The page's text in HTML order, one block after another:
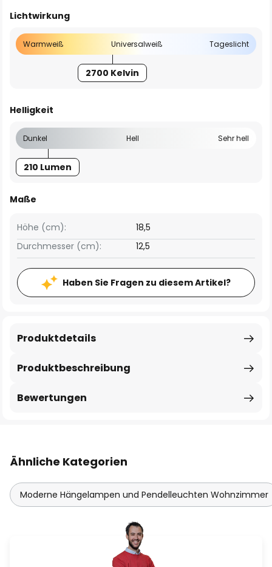
Lichtwirkung
Warmweiß Universalweiß Tageslicht
2700 Kelvin
Helligkeit
Dunkel Hell Sehr hell
210 Lumen
Maße
Höhe (cm):
18,5
Durchmesser (cm):
12,5
Haben Sie Fragen zu diesem Artikel?
Produktbeschreibung
Produktdetails
Bewertungen
Ähnliche Kategorien
Moderne Hängelampen und Pendelleuchten Wohnzimmer